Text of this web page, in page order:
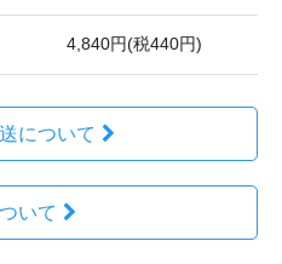
4,840円(税440円)
について
いて